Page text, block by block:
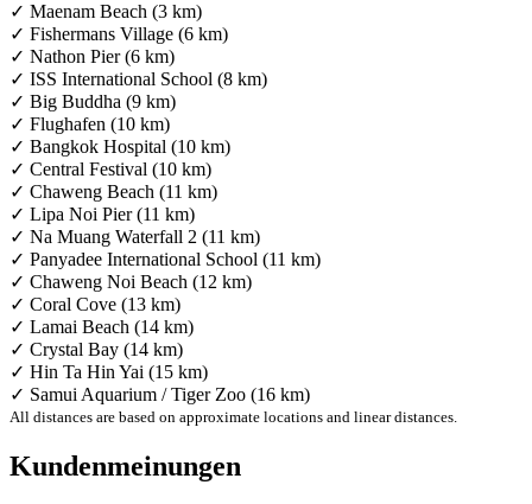
✓ Maenam Beach (3 km)
✓ Fishermans Village (6 km)
✓ Nathon Pier (6 km)
✓ ISS International School (8 km)
✓ Big Buddha (9 km)
✓ Flughafen (10 km)
✓ Bangkok Hospital (10 km)
✓ Central Festival (10 km)
✓ Chaweng Beach (11 km)
✓ Lipa Noi Pier (11 km)
✓ Na Muang Waterfall 2 (11 km)
✓ Panyadee International School (11 km)
✓ Chaweng Noi Beach (12 km)
✓ Coral Cove (13 km)
✓ Lamai Beach (14 km)
✓ Crystal Bay (14 km)
✓ Hin Ta Hin Yai (15 km)
✓ Samui Aquarium / Tiger Zoo (16 km)
All distances are based on approximate locations and linear distances.
Kundenmeinungen